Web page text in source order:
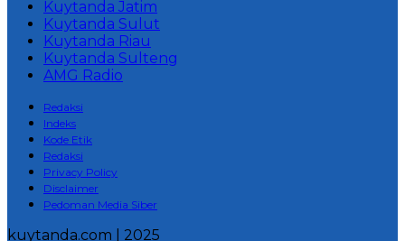
Kuytanda Jatim
Kuytanda Sulut
Kuytanda Riau
Kuytanda Sulteng
AMG Radio
Redaksi
Indeks
Kode Etik
Redaksi
Privacy Policy
Disclaimer
Pedoman Media Siber
kuytanda.com | 2025